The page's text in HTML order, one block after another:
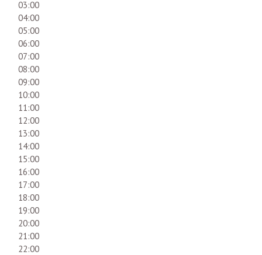
03:00
04:00
05:00
06:00
07:00
08:00
09:00
10:00
11:00
12:00
13:00
14:00
15:00
16:00
17:00
18:00
19:00
20:00
21:00
22:00